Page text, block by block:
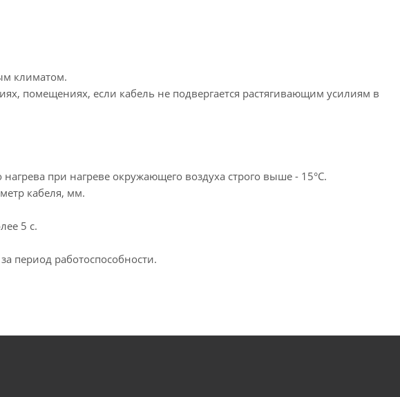
климатом.
помещениях, если кабель не подвергается растягивающим усилиям в
при нагреве окружающего воздуха строго выше - 15°С.
кабеля, мм.
5 с.
период работоспособности.